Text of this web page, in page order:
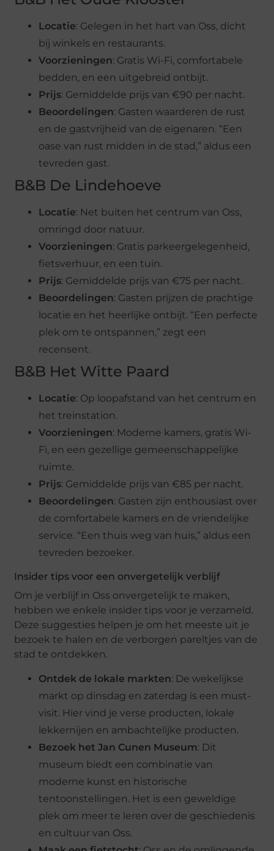
Locatie: Gelegen in het hart van Oss, dicht
bij winkels en restaurants.
Voorzieningen: Gratis Wi-Fi, comfortabele
bedden, en een uitgebreid ontbijt.
Prijs: Gemiddelde prijs van €90 per nacht.
Beoordelingen: Gasten waarderen de rust
en de gastvrijheid van de eigenaren. “Een
oase van rust midden in de stad,” aldus een
tevreden gast.
B&B De Lindehoeve
Locatie: Net buiten het centrum van Oss,
omringd door natuur.
Voorzieningen: Gratis parkeergelegenheid,
fietsverhuur, en een tuin.
Prijs: Gemiddelde prijs van €75 per nacht.
Beoordelingen: Gasten prijzen de prachtige
locatie en het heerlijke ontbijt. “Een perfecte
plek om te ontspannen,” zegt een
recensent.
B&B Het Witte Paard
Locatie: Op loopafstand van het centrum en
het treinstation.
Voorzieningen: Moderne kamers, gratis Wi-
Fi, en een gezellige gemeenschappelijke
ruimte.
Prijs: Gemiddelde prijs van €85 per nacht.
Beoordelingen: Gasten zijn enthousiast over
de comfortabele kamers en de vriendelijke
service. “Een thuis weg van huis,” aldus een
tevreden bezoeker.
Insider tips voor een onvergetelijk verblijf
Om je verblijf in Oss onvergetelijk te maken,
hebben we enkele insider tips voor je verzameld.
Deze suggesties helpen je om het meeste uit je
bezoek te halen en de verborgen pareltjes van de
stad te ontdekken.
Ontdek de lokale markten: De wekelijkse
markt op dinsdag en zaterdag is een must-
visit. Hier vind je verse producten, lokale
lekkernijen en ambachtelijke producten.
Bezoek het Jan Cunen Museum: Dit
museum biedt een combinatie van
moderne kunst en historische
tentoonstellingen. Het is een geweldige
plek om meer te leren over de geschiedenis
en cultuur van Oss.